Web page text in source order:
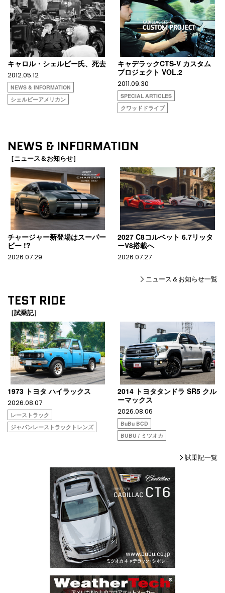
キャロル・シェルビー氏、死去
2012.05.12
NEWS & INFORMATION
シェルビーアメリカン
キャデラックCTS-V カスタム
プロジェクト VOL.2
2011.09.30
SPECIAL ARTICLES
クワッドドライブ
NEWS & INFORMATION
［ニュース＆お知らせ］
チャージャー新登場はスーパー
ビー !?
2026.07.29
2027 C8コルベット 6.7リッタ
ーV8搭載へ
2026.07.27
ニュース＆お知らせ一覧
TEST RIDE
［試乗記］
1973 トヨタ ハイラックス
2026.08.07
レーストラック
ジャパンレーストラックトレンズ
2014 トヨタタンドラ SR5 クル
ーマックス
2026.08.06
BuBu BCD
BUBU / ミツオカ
試乗記一覧